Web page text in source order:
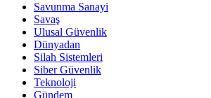
Savunma Sanayi
Savaş
Ulusal Güvenlik
Dünyadan
Silah Sistemleri
Siber Güvenlik
Teknoloji
Gündem